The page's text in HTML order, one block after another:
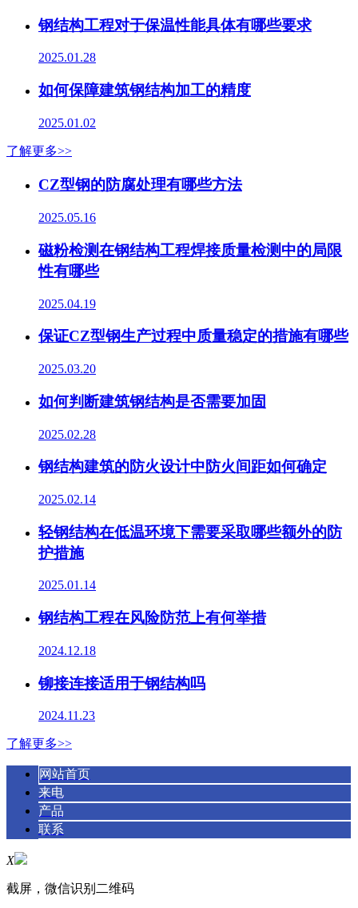
钢结构工程对于保温性能具体有哪些要求
2025.01.28
如何保障建筑钢结构加工的精度
2025.01.02
了解更多>>
CZ型钢的防腐处理有哪些方法
2025.05.16
磁粉检测在钢结构工程焊接质量检测中的局限
性有哪些
2025.04.19
保证CZ型钢生产过程中质量稳定的措施有哪些
2025.03.20
如何判断建筑钢结构是否需要加固
2025.02.28
钢结构建筑的防火设计中防火间距如何确定
2025.02.14
轻钢结构在低温环境下需要采取哪些额外的防
护措施
2025.01.14
钢结构工程在风险防范上有何举措
2024.12.18
铆接连接适用于钢结构吗
2024.11.23
了解更多>>
网站首页
来电
产品
联系
X
截屏，微信识别二维码